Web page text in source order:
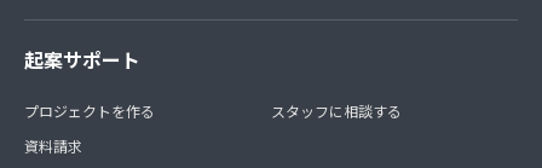
起案サポート
プロジェクトを作る
資料請求
スタッフに相談する